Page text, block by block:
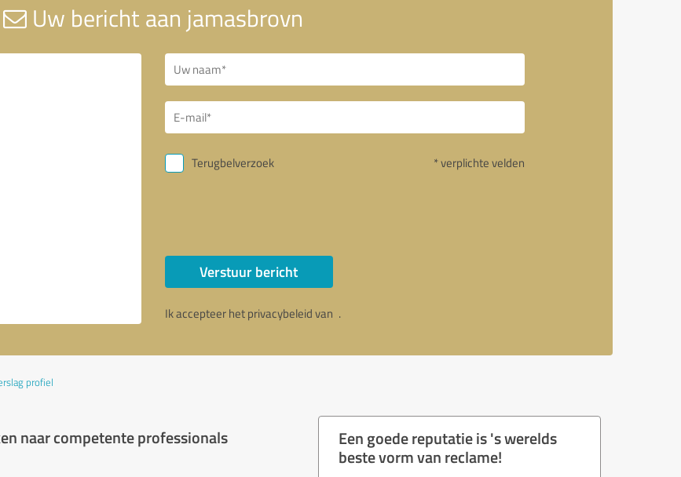
Uw bericht aan jamasbrovn
Terugbelverzoek * verplichte velden
Verstuur bericht
Ik accepteer het privacybeleid van .
profiel
naar competente professionals
Een goede reputatie is 's werelds
beste vorm van reclame!